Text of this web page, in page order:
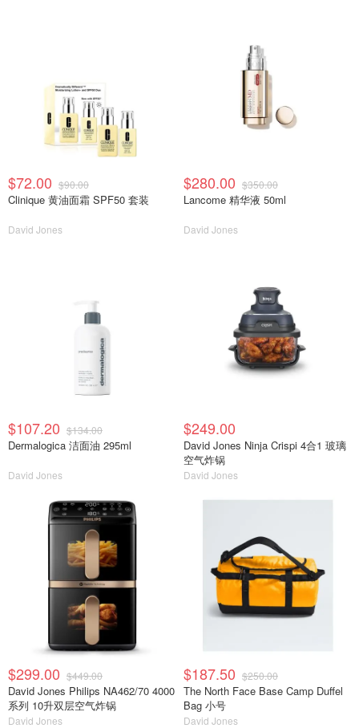
$72.00 $90.00
Clinique 黄油面霜 SPF50 套装
David Jones
$280.00 $350.00
Lancome 精华液 50ml
David Jones
$107.20 $134.00
Dermalogica 洁面油 295ml
David Jones
$249.00
David Jones Ninja Crispi 4合1 玻璃
空气炸锅
David Jones
$299.00 $449.00
David Jones Philips NA462/70 4000
系列 10升双层空气炸锅
David Jones
$187.50 $250.00
The North Face Base Camp Duffel
Bag 小号
David Jones